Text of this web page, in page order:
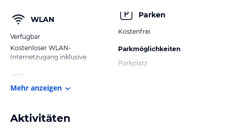
WLAN
Verfügbar
Kostenloser WLAN-
Internetzugang inklusive
Parken
Kostenfrei
Parkmöglichkeiten
Parkplatz
Mehr anzeigen
Aktivitäten